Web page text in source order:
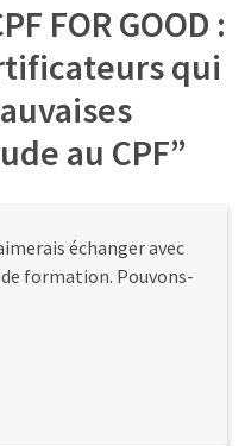
FOR GOOD :
qui
au CPF”
échanger avec
formation. Pouvons-